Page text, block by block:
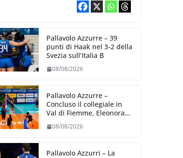
Pallavolo Azzurre – 39
punti di Haak nel 3-2 della
Svezia sull’Italia B
08/08/2026
Pallavolo Azzurre –
Concluso il collegiale in
Val di Fiemme, Eleonora
su quei piccoli dettagli
08/08/2026
Pallavolo Azzurri – La